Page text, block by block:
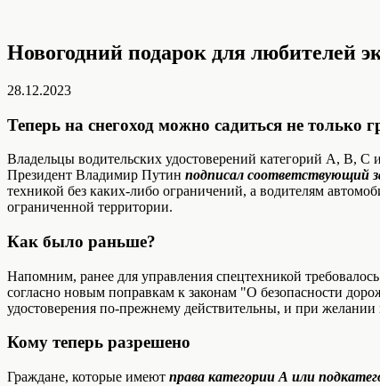
Новогодний подарок для любителей
28.12.2023
Теперь на снегоход можно садиться не только
Владельцы водительских удостоверений категорий А, В, С
Президент Владимир Путин подписал соответствующий
техникой без каких-либо ограничений, а водителям
ограниченной территории.
Как было раньше?
Напомним, ранее для управления спецтехникой требовалось
согласно новым поправкам к законам "О безопасности
удостоверения по-прежнему действительны, и при
Кому теперь разрешено
Граждане, которые имеют права категории А или